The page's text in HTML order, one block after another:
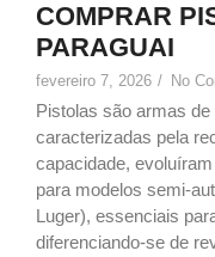
COMPRAR
PARAGUAI
fevereiro 7, 2026 / No
Pistolas são armas
caracterizadas pela
capacidade,
para modelos semi-
Luger), essenciais
diferenciando-se de